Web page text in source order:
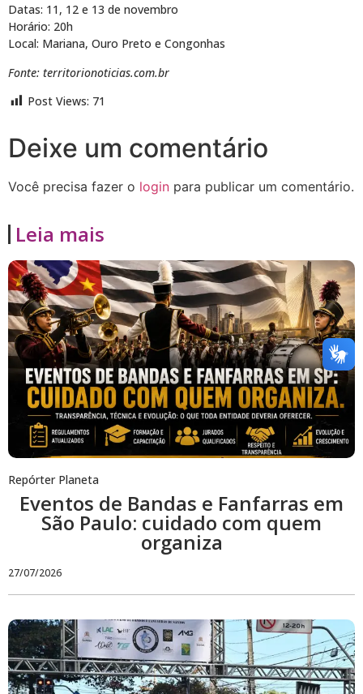
Datas: 11, 12 e 13 de novembro
Horário: 20h
Local: Mariana, Ouro Preto e Congonhas
Fonte: territorionoticias.com.br
Post Views: 71
Deixe um comentário
Você precisa fazer o login para publicar um comentário.
Leia mais
Repórter Planeta
Eventos de Bandas e Fanfarras em
São Paulo: cuidado com quem
organiza
27/07/2026